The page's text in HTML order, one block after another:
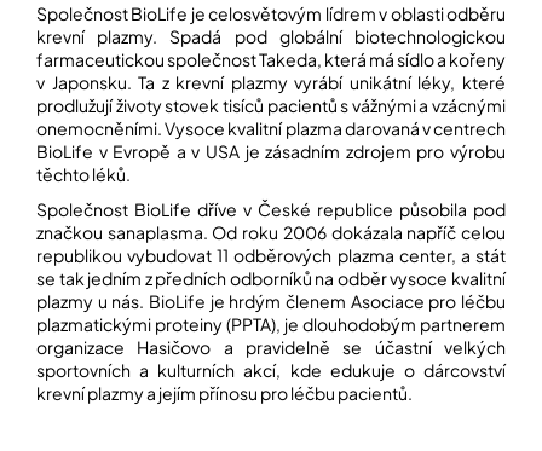
Společnost BioLife je celosvětovým lídrem v oblasti odběru
krevní plazmy. Spadá pod globální biotechnologickou
farmaceutickou společnost Takeda, která má sídlo a kořeny
v Japonsku. Ta z krevní plazmy vyrábí unikátní léky, které
prodlužují životy stovek tisíců pacientů s vážnými a vzácnými
onemocněními. Vysoce kvalitní plazma darovaná v centrech
BioLife v Evropě a v USA je zásadním zdrojem pro výrobu
těchto léků.
Společnost BioLife dříve v České republice působila pod
značkou sanaplasma. Od roku 2006 dokázala napříč celou
republikou vybudovat 11 odběrových plazma center, a stát
se tak jedním z předních odborníků na odběr vysoce kvalitní
plazmy u nás. BioLife je hrdým členem Asociace pro léčbu
plazmatickými proteiny (PPTA), je dlouhodobým partnerem
organizace Hasičovo a pravidelně se účastní velkých
sportovních a kulturních akcí, kde edukuje o dárcovství
krevní plazmy a jejím přínosu pro léčbu pacientů.